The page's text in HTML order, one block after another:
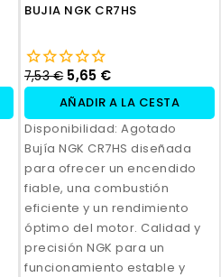
BUJIA NGK CR7HS
7,53 € 5,65 €
AÑADIR A LA CESTA
Disponibilidad: Agotado
Bujía NGK CR7HS diseñada
para ofrecer un encendido
fiable, una combustión
eficiente y un rendimiento
óptimo del motor. Calidad y
precisión NGK para un
funcionamiento estable y